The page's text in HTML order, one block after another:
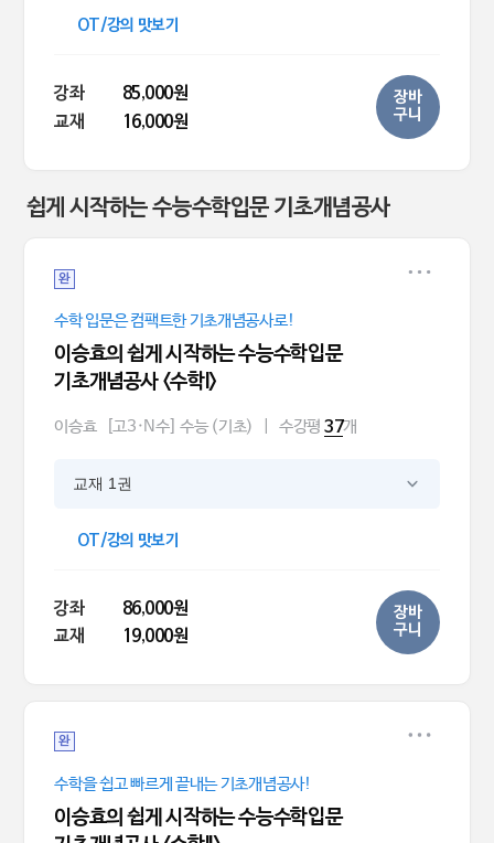
OT/강의 맛보기
강좌
85,000원
교재
16,000원
장바
구니
쉽게 시작하는 수능수학입문 기초개념공사
완
수학 입문은 컴팩트한 기초개념공사로!
이승효의 쉽게 시작하는 수능수학입문
기초개념공사 <수학I>
이승효 [고3·N수] 수능 (기초) 수강평 37개
교재 1권
OT/강의 맛보기
강좌
86,000원
교재
19,000원
장바
구니
완
수학을 쉽고 빠르게 끝내는 기초개념공사!
이승효의 쉽게 시작하는 수능수학입문